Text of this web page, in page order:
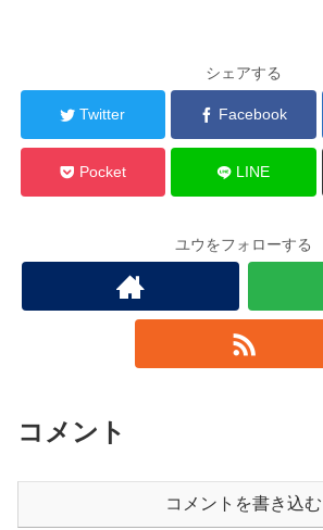
シェアする
Twitter Facebook
Pocket LINE
ユウをフォローする
コメント
コメントを書き込む